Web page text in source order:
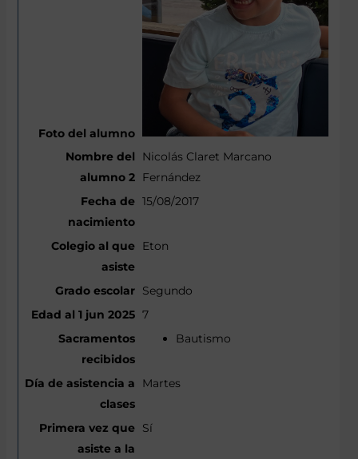
Nicolás Claret Marcano
Fernández
15/08/2017
Eton
Segundo
7
Bautismo
Martes
Sí